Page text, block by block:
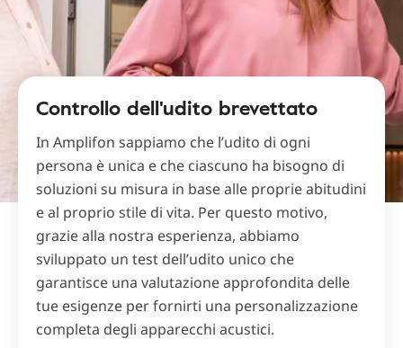
Controllo dell'udito brevettato
In Amplifon sappiamo che l’udito di ogni
persona è unica e che ciascuno ha bisogno di
soluzioni su misura in base alle proprie abitudini
e al proprio stile di vita. Per questo motivo,
grazie alla nostra esperienza, abbiamo
sviluppato un test dell’udito unico che
garantisce una valutazione approfondita delle
tue esigenze per fornirti una personalizzazione
completa degli apparecchi acustici.